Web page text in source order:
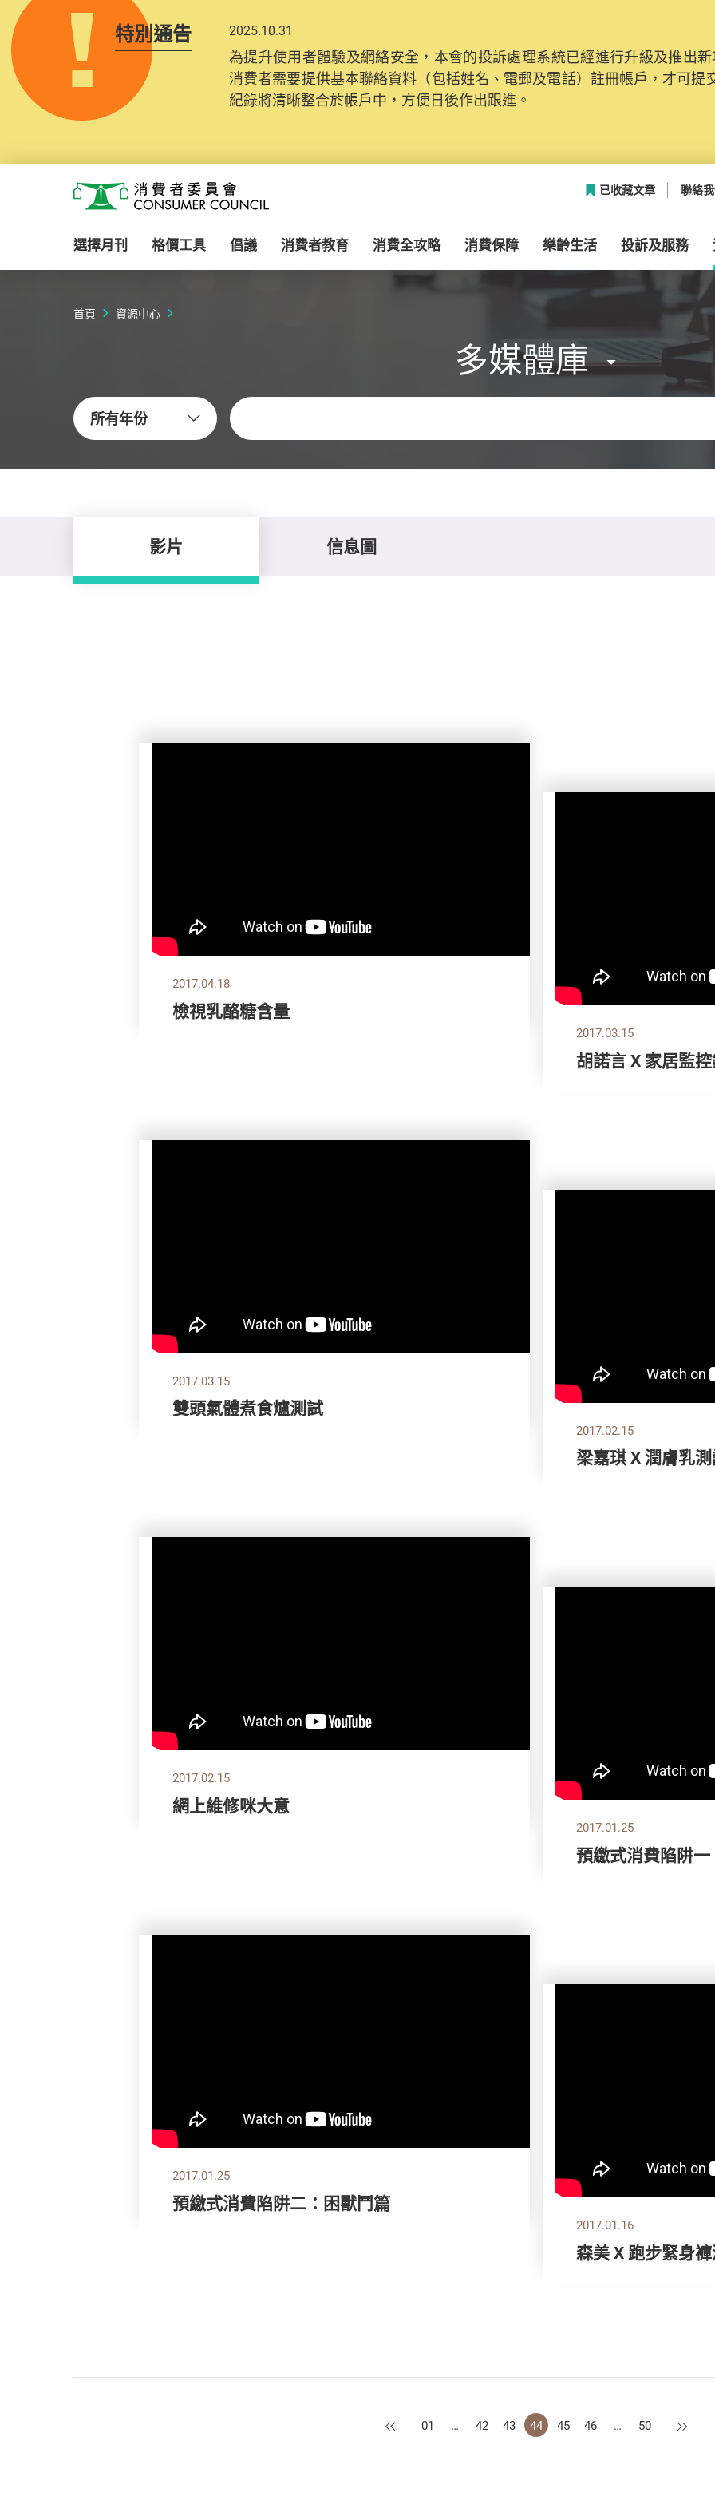
特別通告 2025.10.31
為提升使用者體驗及網絡安全，本會的投訴處理系統已經進行升級及推出
消費者需要提供基本聯絡資料（包括姓名、電郵及電話）註冊帳戶，才可提
紀錄將清晰整合於帳戶中，方便日後作出跟進。
消費者委員會
已收藏文章 聯絡
選擇月刊 格價工具 倡議 消費者教育 消費全攻略 消費保障 樂齡生活 投訴及服務
首頁 資源中心
多媒體庫
所有年份
關鍵字
影片 信息圖
2017.04.18
檢視乳酪糖含量
2017.03.15
胡諾言 X 家居監
2017.03.15
雙頭氣體煮食爐測試
2017.02.15
梁嘉琪 X 潤膚乳
2017.02.15
網上維修咪大意
2017.01.25
預繳式消費陷阱
2017.01.25
預繳式消費陷阱二：困獸鬥篇
2017.01.16
森美 X 跑步緊身
上一頁
01 … 42 43 44 45 46 … 50 下一頁